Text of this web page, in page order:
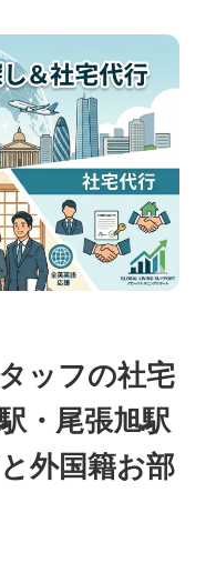
ッフの社宅
・尾張旭駅
外国籍お部